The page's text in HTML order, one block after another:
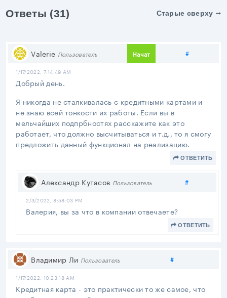
Ответы (31) Старые сверху
Valerie Пользователь Начат #
1/17/2022, 7:14:49 AM
Добрый день.
Я никогда не сталкивалась с кредитными картами и
не знаю всей тонкости их работы. Если вы в
мельчайших подпрбностях расскажите как это
работает, что должно высчитываться и т.д., то я смогу
предложить данный функционал на реализацию.
ОТВЕТИТЬ
Александр Кутасов Пользователь #
2/3/2022, 8:58:03 PM
Валерия, вы за что в компании отвечаете?
ОТВЕТИТЬ
Владимир Ли Пользователь #Поделиться
1/17/2022, 10:23:18 AM
Кредитная карта - это практически то же самое, что